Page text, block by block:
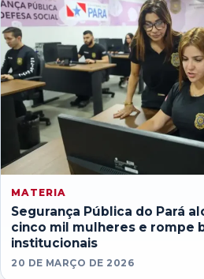
MATERIA
Segurança Pública do Pará
cinco mil mulheres e rompe
institucionais
20 DE MARÇO DE 2026